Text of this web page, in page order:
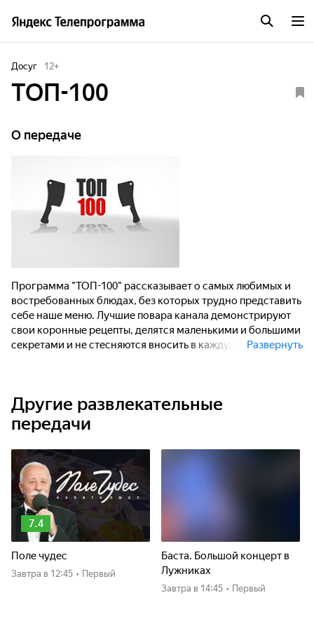
Досуг 12+
ТОП-100
О передаче
Программа "ТОП-100" рассказывает о самых любимых и
востребованных блюдах, без которых трудно представить
себе наше меню. Лучшие повара канала демонстрируют
свои коронные рецепты, делятся маленькими и большими
секретами и не стесняются вносить в каждую передачу
Развернуть
Другие развлекательные
передачи
7.4
Поле чудес
Завтра в 12:45 • Первый
Баста. Большой концерт в
Лужниках
Завтра в 14:45 • Первый